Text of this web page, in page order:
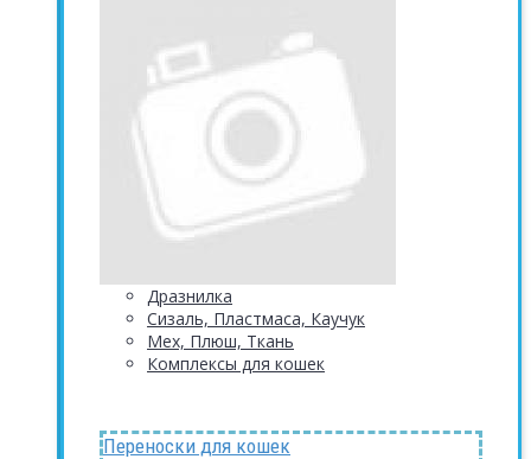
Дразнилка
Сизаль, Пластмаса, Каучук
Мех, Плюш, Ткань
Комплексы для кошек
Переноски для кошек